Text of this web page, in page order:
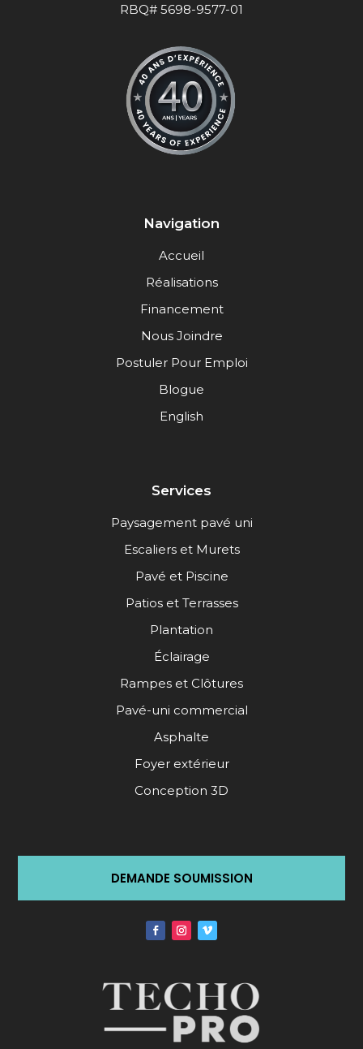
RBQ# 5698-9577-01
Navigation
Accueil
Réalisations
Financement
Nous Joindre
Postuler Pour Emploi
Blogue
English
Services
Paysagement pavé uni
Escaliers et Murets
Pavé et Piscine
Patios et Terrasses
Plantation
Éclairage
Rampes et Clôtures
Pavé-uni commercial
Asphalte
Foyer extérieur
Conception 3D
DEMANDE SOUMISSION